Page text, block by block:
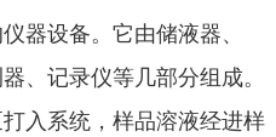
器设备。它由储液器、
、记录仪等几部分组成。
入系统，样品溶液经进样